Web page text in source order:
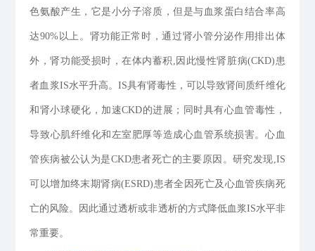
色氨酸产生，它是小分子溶质，但是与血浆蛋白结合率高
达90%以上。肾功能正常时，通过肾小管分泌作用排出体
外，肾功能受损时，在体内蓄积,因此慢性肾脏病(CKD)患
者血浆IS水平升高。IS具有肾毒性，可以导致肾间质纤维化
和肾小球硬化，加速CKD的进展；同时具有心血管毒性，
导致心肌纤维化和左室肥厚等造成心血管系统损害。心血
管疾病被公认为是CKD患者死亡的主要原因。研究发现,IS
可以增加终末期肾病(ESRD)患者全因死亡及心血管疾病死
亡的风险。因此通过透析或非透析的方式降低血浆IS水平非
常重要。